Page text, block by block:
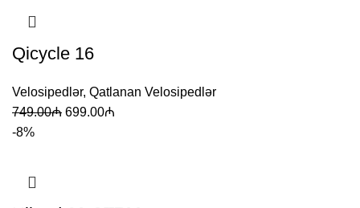
Qicycle 16
Velosipedlər, Qatlanan Velosipedlər
749.00₼ 699.00₼
-8%